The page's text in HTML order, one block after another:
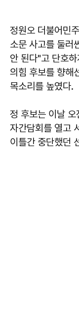
정원오 더불어민
소문 사고를 둘러
안 된다"고 단호
의힘 후보를 향해
목소리를 높였다.
정 후보는 이날 오
자간담회를 열고
이틀간 중단했던